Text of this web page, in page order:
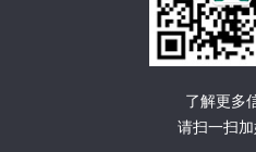
了解更多
请扫一扫